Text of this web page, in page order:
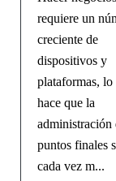
requiere un
creciente de
dispositivos y
plataformas, lo
hace que la
administración
puntos finales
cada vez m...